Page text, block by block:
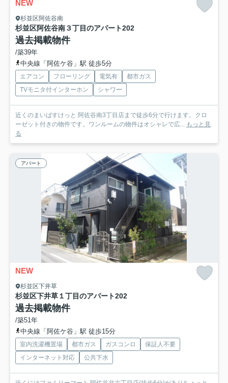
NEW
杉並区阿佐谷南
杉並区阿佐谷南３丁目のアパート202
過去掲載物件
/築39年
中央線「阿佐ケ谷」駅 徒歩5分
エアコン フローリング 電気有
都市ガス
TVモニタ付インターホン
シャワー
近くのまいばすけっと 阿佐谷南3丁目店まで徒歩6分で行けます。クロ
ーゼット付きの物件です。ワンルームの物件はオシャレで広... もっと見
る
アパート
NEW
杉並区下井草
杉並区下井草１丁目のアパート202
過去掲載物件
/築51年
中央線「阿佐ケ谷」駅 徒歩15分
室内洗濯機置場 都市ガス ガスコンロ
保証人不要
インターネット対応
公共下水